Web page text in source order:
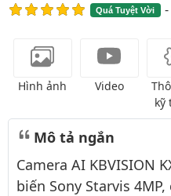
Quá Tuyệt Vời -
Hình ảnh Video
kỹ
Mô tả ngắn
Camera AI KBVISION
biến Sony Starvis